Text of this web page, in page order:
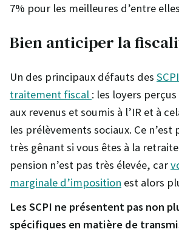
7% pour les meilleures d’entre
Bien anticiper la
Un des principaux défauts des
traitement fiscal : les loyers
aux revenus et soumis à l’IR et à
les prélèvements sociaux. Ce
très gênant si vous êtes à la
pension n’est pas très élevée, car
marginale d’imposition est alors
Les SCPI ne présentent pas non
spécifiques en matière de